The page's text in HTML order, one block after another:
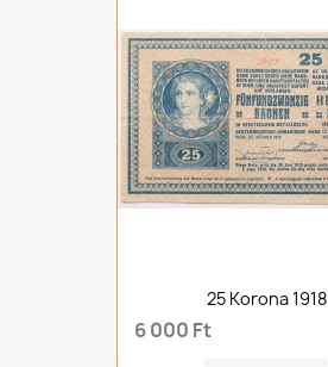
25 Korona 1918
6 000 Ft